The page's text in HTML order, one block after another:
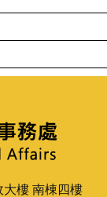
樓 南棟四樓